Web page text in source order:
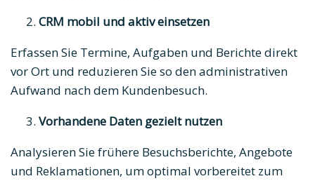
CRM mobil und aktiv einsetzen
Erfassen Sie Termine, Aufgaben und Berichte direkt
vor Ort und reduzieren Sie so den administrativen
Aufwand nach dem Kundenbesuch.
Vorhandene Daten gezielt nutzen
Analysieren Sie frühere Besuchsberichte, Angebote
und Reklamationen, um optimal vorbereitet zum